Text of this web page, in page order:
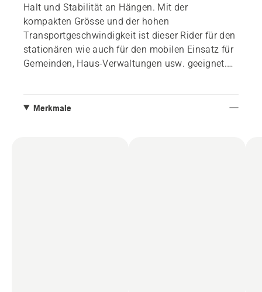
Halt und Stabilität an Hängen. Mit der
kompakten Grösse und der hohen
Transportgeschwindigkeit ist dieser Rider für den
stationären wie auch für den mobilen Einsatz für
Gemeinden, Haus-Verwaltungen usw. geeignet.
Arbeitsgebiet. Das bedeutet optimale
Merkmale